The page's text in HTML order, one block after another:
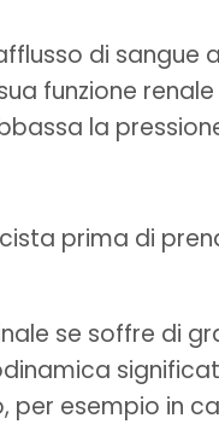
di sangue
funzione
la
prima di
se soffre di
per esempio in